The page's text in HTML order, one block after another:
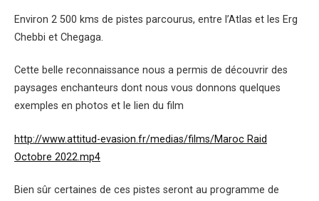
Environ 2 500 kms de pistes parcourus, entre l’Atlas et les Erg
Chebbi et Chegaga.
Cette belle reconnaissance nous a permis de découvrir des
paysages enchanteurs dont nous vous donnons quelques
exemples en photos et le lien du film
http://www.attitud-evasion.fr/medias/films/Maroc Raid
Octobre 2022.mp4
Bien sûr certaines de ces pistes seront au programme de